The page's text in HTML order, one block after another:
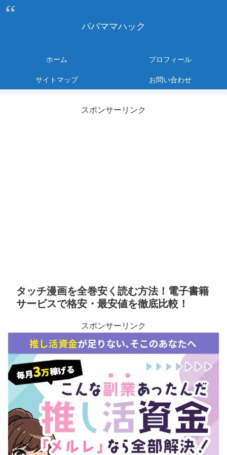
パパママハック
ホーム
プロフィール
サイトマップ
お問い合わせ
スポンサーリンク
タッチ漫画を全巻安く読む方法！電子書籍
サービスで格安・最安値を徹底比較！
スポンサーリンク